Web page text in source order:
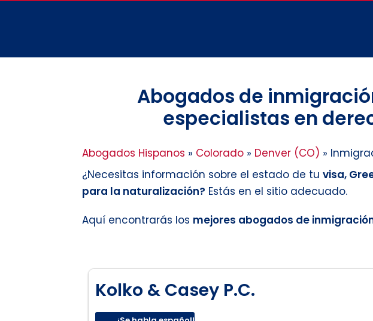
Abogados de
especialistas en
Abogados Hispanos » Colorado » Denver (CO) »
¿Necesitas información sobre el estado de tu visa,
para la naturalización? Estás en el sitio adecuado.
Aquí encontrarás los mejores abogados de
Kolko & Casey P.C.